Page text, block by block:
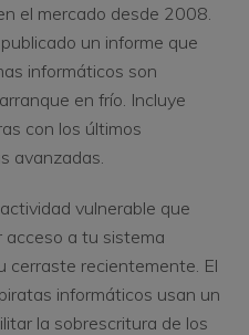
el mercado desde 2008.
un informe que
informáticos son
en frío. Incluye
con los últimos
avanzadas.
vulnerable que
a tu sistema
cerraste recientemente. El
informáticos usan un
la sobrescritura de los